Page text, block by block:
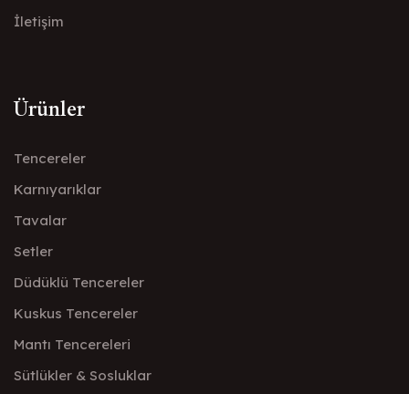
İletişim
Ürünler
Tencereler
Karnıyarıklar
Tavalar
Setler
Düdüklü Tencereler
Kuskus Tencereler
Mantı Tencereleri
Sütlükler & Sosluklar